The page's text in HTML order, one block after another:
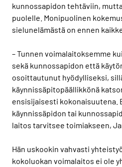
kunnossapidon tehtäviin,
puolelle. Monipuolinen
sielunelämästä on ennen
– Tunnen voimalaitoksemme
sekä kunnossapidon että
osoittautunut hyödylliseksi,
käynnissäpitopäällikkönä
ensisijaisesti kokonaisuutena.
käynnissäpidon tai
laitos tarvitsee toimiakseen,
Hän uskookin vahvasti
kokoluokan voimalaitos ei ole